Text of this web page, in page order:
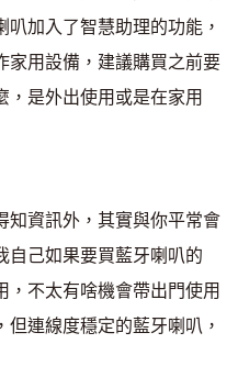
加入了智慧助理的功能，
家用設備，建議購買之前要
，是外出使用或是在家用
知資訊外，其實與你平常會
自己如果要買藍牙喇叭的
，不太有啥機會帶出門使用
連線度穩定的藍牙喇叭，